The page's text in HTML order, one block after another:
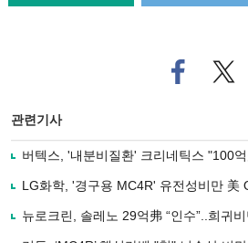
페
이
로
기
사
유
트위
터로
관련기사
버텍스, '내분비질환' 크리네틱스 "100
LG화학, '경구용 MC4R' 유전성비만 美
뉴로크린, 솔레노 29억弗 “인수”..희귀